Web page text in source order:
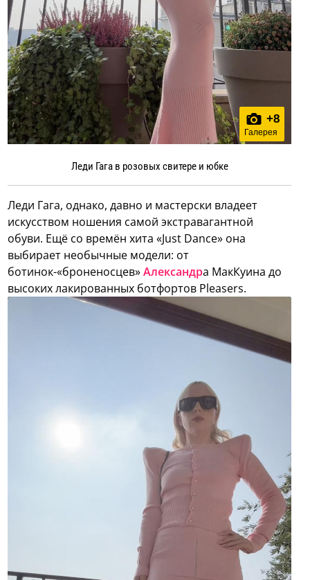
+8
Галерея
Леди Гага в розовых свитере и юбке
Леди Гага, однако, давно и мастерски владеет
искусством ношения самой экстравагантной
обуви. Ещё со времён хита «Just Dance» она
выбирает необычные модели: от
ботинок-«броненосцев»Александра МакКуина до
высоких лакированных ботфортов Pleasers.